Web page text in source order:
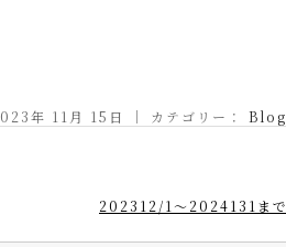
年 11月 15日 ｜ カテゴリー： Blog
202312/1〜2024131まで